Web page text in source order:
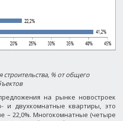
строительства, % от общего
на рынке новостроек
и двухкомнатные квартиры, это
– 22,0%. Многокомнатные (четыре